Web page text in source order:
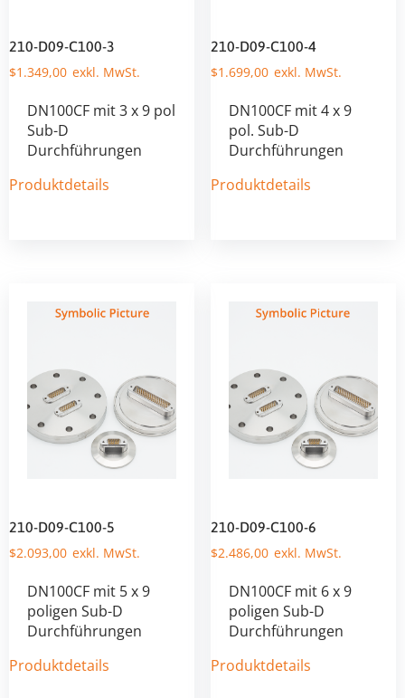
210-D09-C100-3
$1.349,00
DN100CF mit 3 x 9 pol
Sub-D
Durchführungen
Produktdetails
210-D09-C100-4
$1.699,00
DN100CF mit 4 x 9
pol. Sub-D
Durchführungen
Produktdetails
210-D09-C100-5
$2.093,00
DN100CF mit 5 x 9
poligen Sub-D
Durchführungen
Produktdetails
210-D09-C100-6
$2.486,00
DN100CF mit 6 x 9
poligen Sub-D
Durchführungen
Produktdetails